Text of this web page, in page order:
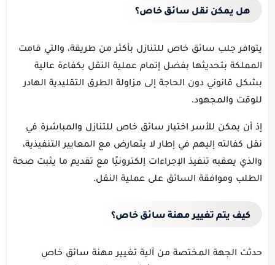
هل يمكن نقل سائق خاص؟
يتوافر جلب سائق خاص للتنازل بأكثر من طريقة، والتي قامت
المملكة بتحديثها بفضل إتمام عملية النقل بكفاءة عالية
بشكل قانوني دون الحاجة إلى مزاولة الطرق التقليدية الهادر
للوقت والمجهود.
إذ أن يمكن للأسر اختيار سائق خاص للتنازل والمباشرة في
نقل كفالته إليهم في إطار لا يتعارض مع المعايير التنفيذية،
والذي يعقبه تنفيذ الإجراءات إلكترونيًا مع تقديم ما يثبت صحة
الطلب وموافقة السائق على عملية النقل.
كيف يتم تغيير مهنة سائق خاص؟
حدثت الجهة المختصة من آلية تغيير مهنة سائق خاص